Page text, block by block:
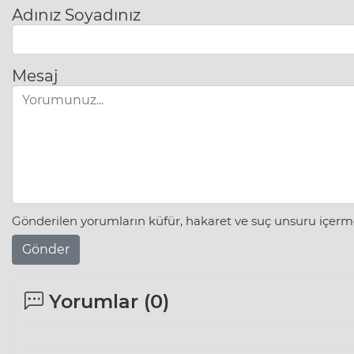
Adınız Soyadınız
Mesaj
Gönderilen yorumların küfür, hakaret ve suç unsuru
Gönder
Yorumlar (0)